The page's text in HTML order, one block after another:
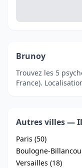
Brunoy
Trouvez les 5
France).
Autres villes —
Paris (50)
Boulogne-
Versailles (18)